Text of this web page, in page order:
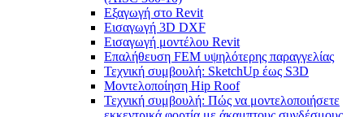
Εξαγωγή στο Revit
Εισαγωγή 3D DXF
Εισαγωγή μοντέλου Revit
Επαλήθευση FEM υψηλότερης παραγγελίας
Τεχνική συμβουλή: SketchUp έως S3D
Μοντελοποίηση Hip Roof
Τεχνική συμβουλή: Πώς να μοντελοποιήσετε